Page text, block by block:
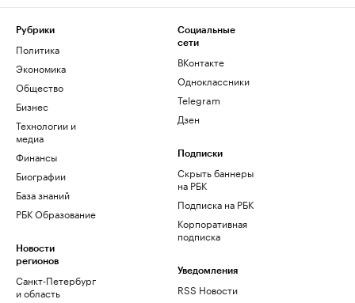
Рубрики
Политика
Экономика
Общество
Бизнес
Технологии и
медиа
Финансы
Биографии
База знаний
РБК Образование
Новости
регионов
Санкт-Петербург
и область
Социальные
сети
ВКонтакте
Одноклассники
Telegram
Дзен
Подписки
Скрыть баннеры
на РБК
Подписка на РБК
Корпоративная
подписка
Уведомления
RSS Новости